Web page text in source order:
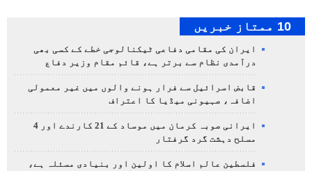
10 ممتاز خبریں
ایران کی مقامی دفاعی ٹیکنالوجی خطے کے کسی بھی
درآمدی نظام سے برتر ہے، قائم مقام وزیر دفاع
قابض اسرائیل سے فرار ہونے والوں میں غیر معمولی
اضافہ، صہیونی میڈیا کا اعتراف
ایرانی صوبہ کرمان میں موساد کے 21 کارندے اور 4
مسلح دہشت گرد گرفتار
فلسطین عالم اسلام کا اولین اور بنیادی مسئلہ ہے،